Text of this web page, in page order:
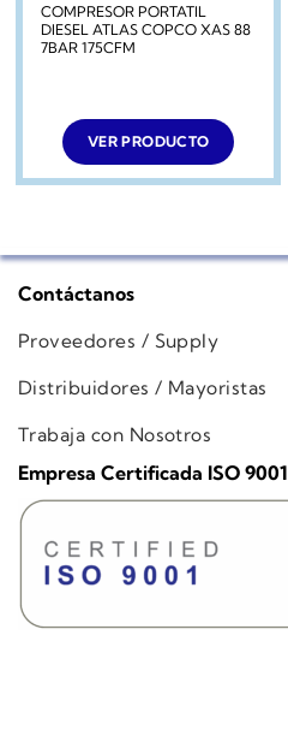
COMPRESOR PORTATIL
DIESEL ATLAS COPCO XAS 88
7BAR 175CFM
VER PRODUCTO
Contáctanos
Proveedores / Supply
Distribuidores / Mayoristas
Trabaja con Nosotros
Empresa Certificada ISO 9001